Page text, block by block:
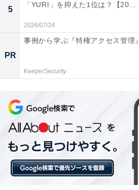
かつ可愛らしい面もきちんと見え
（40歳女性）」など、強く凛とし
声が多く集まりました。
さらに、「登場時間は短いけど、
だった（45歳女性）」「戦う姿が
女性）」など、ハリウッド映画な
ンをこなす秋元さんの演技が、戦
ぴったりだったとの声もありまし
5
「YURI」を抑えた1位は？【20...
2026/07/24
PR
事例から学ぶ『特権アクセス管理』
KeeperSecurity